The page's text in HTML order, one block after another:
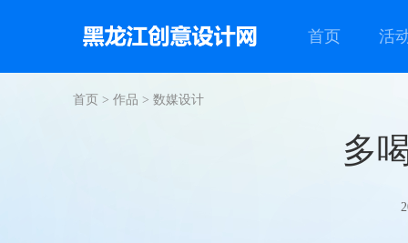
首页 活
首页 > 作品 > 数媒设计
多